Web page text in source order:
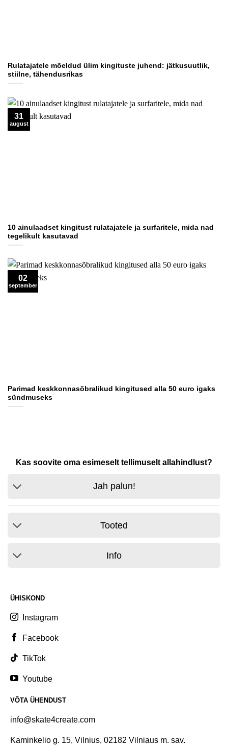
Rulatajatele mõeldud ülim kingituste juhend: jätkusuutlik,
stiilne, tähendusrikas
10 ainulaadset kingitust rulatajatele ja surfaritele, mida nad
tegelikult kasutavad
31
august
Parimad keskkonnasõbralikud kingitused alla 50 euro igaks
sündmuseks
02
september
Kas soovite oma esimeselt tellimuselt allahindlust?
Jah palun!
Tooted
Info
ÜHISKOND
Instagram
Facebook
TikTok
Youtube
VÕTA ÜHENDUST
info@skate4create.com
Kaminkelio g. 15, Vilnius, 02182 Vilniaus m. sav.